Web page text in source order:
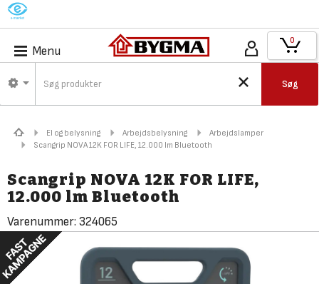
M
Menu
Søg
0
El og belysning Arbejdsbelysning
Arbejdslamper
Scangrip NOVA 12K FOR LIFE, 12.000 lm Bluetooth
Scangrip NOVA 12K FOR LIFE,
12.000 lm Bluetooth
Varenummer: 324065